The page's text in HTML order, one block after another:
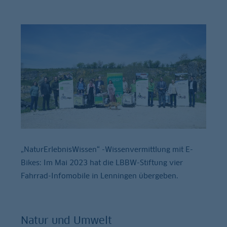
„NaturErlebnisWissen“ -Wissenvermittlung mit E-
Bikes: Im Mai 2023 hat die LBBW-Stiftung vier
Fahrrad-Infomobile in Lenningen übergeben.
Natur und Umwelt